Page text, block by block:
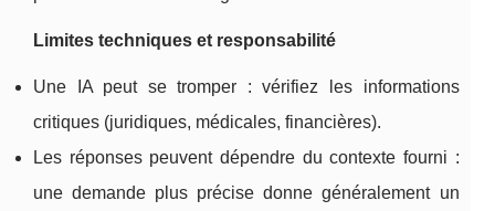
Limites techniques et responsabilité
Une IA peut se tromper : vérifiez les informations
critiques (juridiques, médicales, financières).
Les réponses peuvent dépendre du contexte fourni :
une demande plus précise donne généralement un